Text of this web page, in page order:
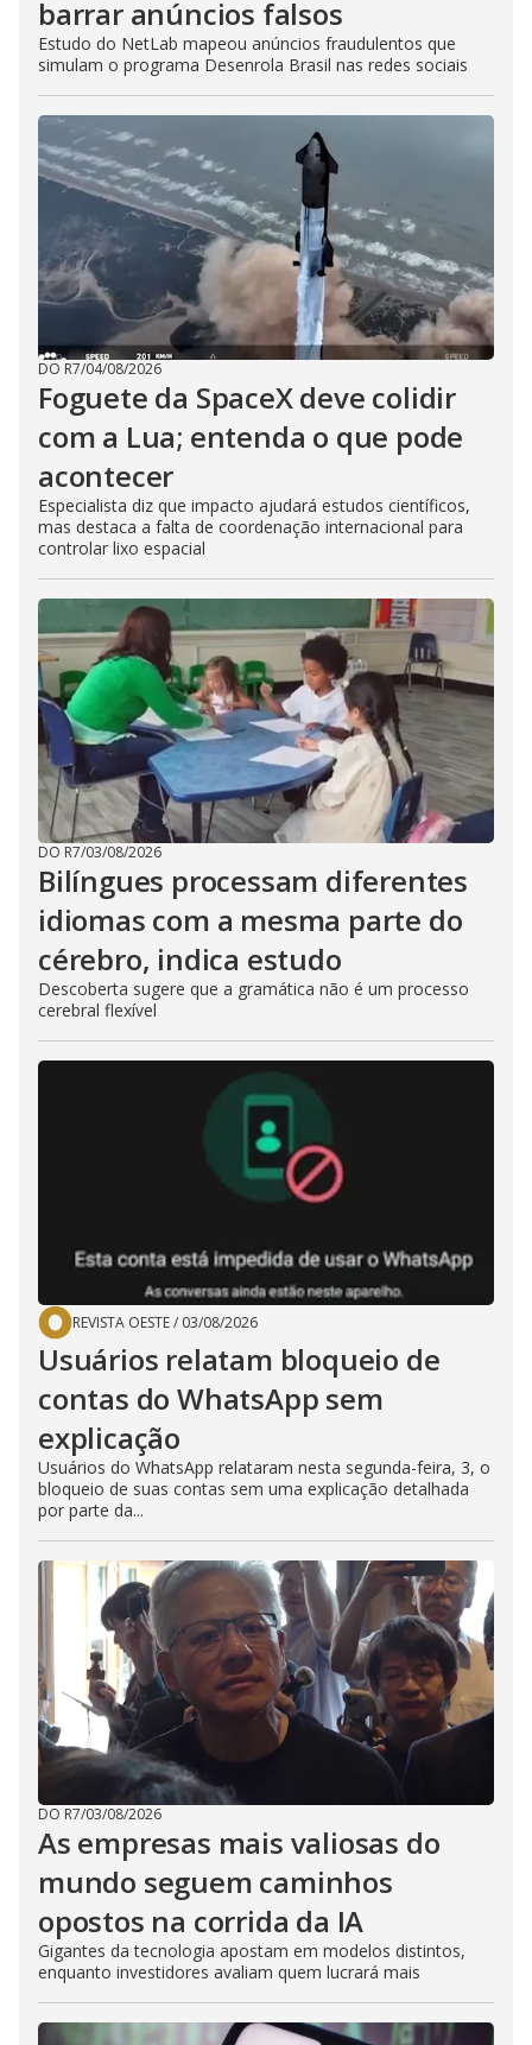
barrar anúncios falsos
Estudo do NetLab mapeou anúncios fraudulentos que
simulam o programa Desenrola Brasil nas redes sociais
DO R7/04/08/2026
Foguete da SpaceX deve colidir
com a Lua; entenda o que pode
acontecer
Especialista diz que impacto ajudará estudos científicos,
mas destaca a falta de coordenação internacional para
controlar lixo espacial
DO R7/03/08/2026
Bilíngues processam diferentes
idiomas com a mesma parte do
cérebro, indica estudo
Descoberta sugere que a gramática não é um processo
cerebral flexível
REVISTA OESTE/ 03/08/2026
Usuários relatam bloqueio de
contas do WhatsApp sem
explicação
Usuários do WhatsApp relataram nesta segunda-feira, 3, o
bloqueio de suas contas sem uma explicação detalhada
por parte da...
DO R7/03/08/2026
As empresas mais valiosas do
mundo seguem caminhos
opostos na corrida da IA
Gigantes da tecnologia apostam em modelos distintos,
enquanto investidores avaliam quem lucrará mais